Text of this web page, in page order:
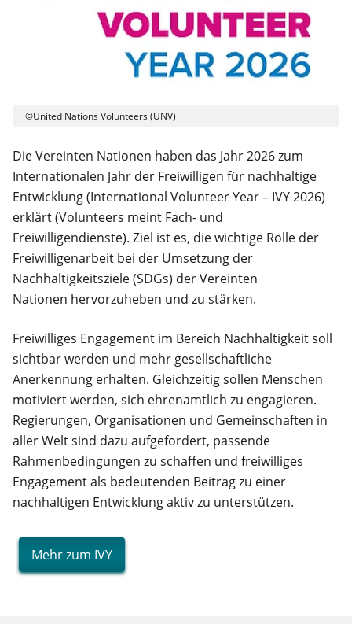
©United Nations Volunteers (UNV)
Die Vereinten Nationen haben das Jahr 2026 zum
Internationalen Jahr der Freiwilligen für nachhaltige
Entwicklung (International Volunteer Year – IVY 2026)
erklärt (Volunteers meint Fach- und
Freiwilligendienste). Ziel ist es, die wichtige Rolle der
Freiwilligenarbeit bei der Umsetzung der
Nachhaltigkeitsziele (SDGs) der Vereinten
Nationen hervorzuheben und zu stärken.
Freiwilliges Engagement im Bereich Nachhaltigkeit soll
sichtbar werden und mehr gesellschaftliche
Anerkennung erhalten. Gleichzeitig sollen Menschen
motiviert werden, sich ehrenamtlich zu engagieren.
Regierungen, Organisationen und Gemeinschaften in
aller Welt sind dazu aufgefordert, passende
Rahmenbedingungen zu schaffen und freiwilliges
Engagement als bedeutenden Beitrag zu einer
nachhaltigen Entwicklung aktiv zu unterstützen.
Mehr zum IVY